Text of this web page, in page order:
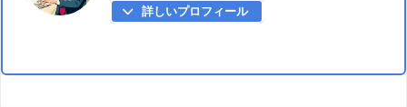
詳しいプロフィール